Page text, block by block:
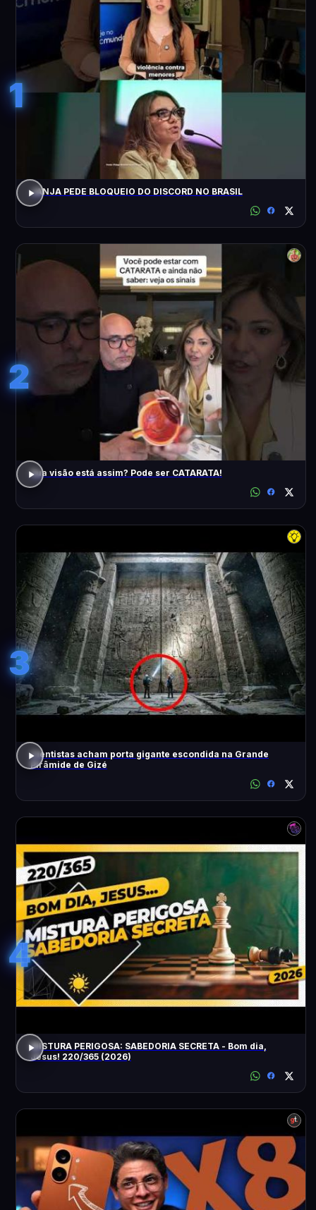
1
JANJA PEDE BLOQUEIO DO DISCORD NO BRASIL
2
Sua visão está assim? Pode ser CATARATA!
3
Cientistas acham porta gigante escondida na Grande
Pirâmide de Gizé
4
MISTURA PERIGOSA: SABEDORIA SECRETA - Bom dia,
Jesus! 220/365 (2026)